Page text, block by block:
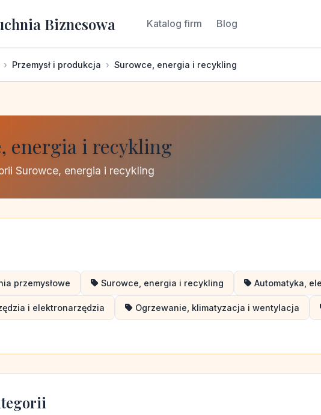
Biznesowa Katalog firm Blog
Przemysł i produkcja Surowce, energia i recykling
energia i recykling
Surowce, energia i recykling
przemysłowe Surowce, energia i recykling Automatyka,
i elektronarzędzia Ogrzewanie, klimatyzacja i wentylacja